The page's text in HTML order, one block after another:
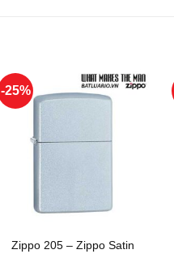
-25%
Zippo 205 – Zippo Satin